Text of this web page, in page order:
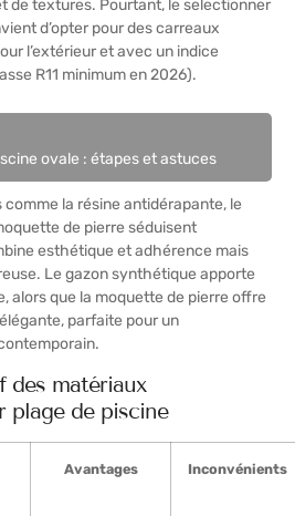
de textures. Pourtant, le selectionner
d’opter pour des carreaux
l’extérieur et avec un indice
R11 minimum en 2026).
ovale : étapes et astuces
la résine antidérapante, le
de pierre séduisent
esthétique et adhérence mais
Le gazon synthétique apporte
alors que la moquette de pierre offre
parfaite pour un
des matériaux
plage de piscine
Avantages Inconvénients